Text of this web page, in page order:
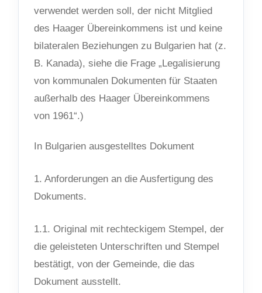
verwendet werden soll, der nicht Mitglied
des Haager Übereinkommens ist und keine
bilateralen Beziehungen zu Bulgarien hat (z.
B. Kanada), siehe die Frage „Legalisierung
von kommunalen Dokumenten für Staaten
außerhalb des Haager Übereinkommens
von 1961“.)
In Bulgarien ausgestelltes Dokument
1. Anforderungen an die Ausfertigung des
Dokuments.
1.1. Original mit rechteckigem Stempel, der
die geleisteten Unterschriften und Stempel
bestätigt, von der Gemeinde, die das
Dokument ausstellt.